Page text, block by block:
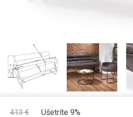
413€ Ušetríte 9%